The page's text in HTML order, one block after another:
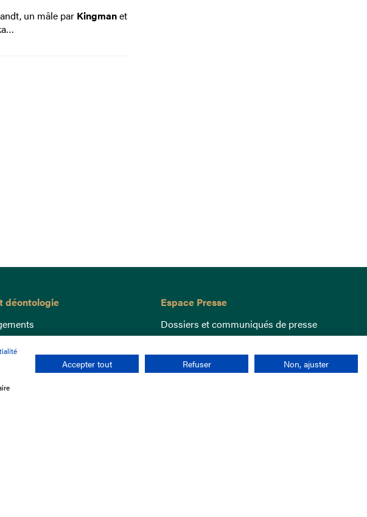
un mâle par Kingmanet
déontologie
Femmes-Hommes
Espace Presse
Dossiers et communiqués de presse
Accepter tout Refuser Non, ajuster